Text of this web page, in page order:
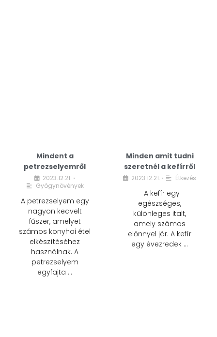
Mindent a
petrezselyemről
2023.12.21. •
Gyógynövények
A petrezselyem egy
nagyon kedvelt
fűszer, amelyet
számos konyhai étel
elkészítéséhez
használnak. A
petrezselyem
egyfajta …
Minden amit tudni
szeretnél a kefírről
2023.12.21. • Étkezés
A kefír egy
egészséges,
különleges italt,
amely számos
előnnyel jár. A kefír
egy évezredek …